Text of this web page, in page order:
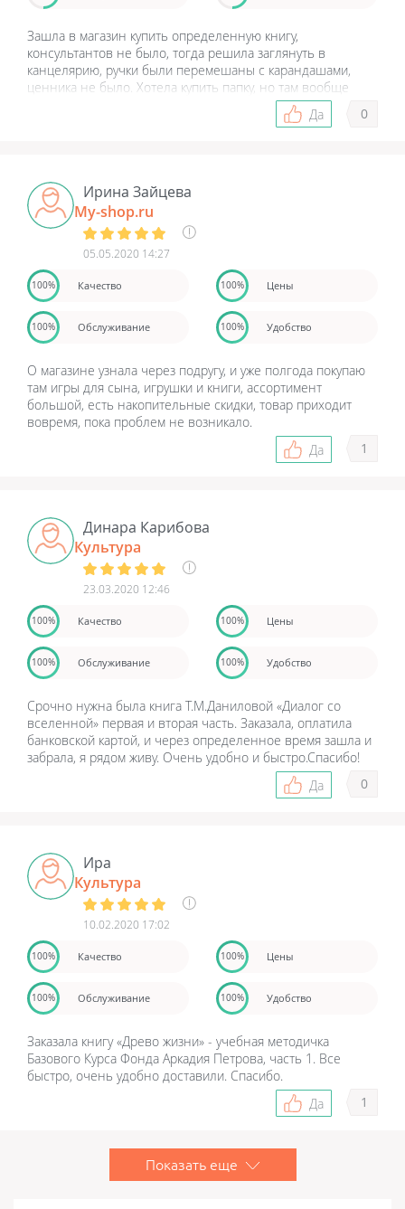
Зашла в магазин купить определенную книгу,
консультантов не было, тогда решила заглянуть в
канцелярию, ручки были перемешаны с карандашами,
ценника не было. Хотела купить папку, но там вообще
кошмар, все навалено и мятое. Короче я просто
развернулась и ушла, а книгу купила в другом магазине.
Да 0
Ирина Зайцева
My-shop.ru
05.05.2020 14:27
100% Качество 100% Цены
100% Обслуживание 100% Удобство
О магазине узнала через подругу, и уже полгода покупаю
там игры для сына, игрушки и книги, ассортимент
большой, есть накопительные скидки, товар приходит
вовремя, пока проблем не возникало.
Да
1
Динара Карибова
Культура
23.03.2020 12:46
100% Качество 100% Цены
100% Обслуживание 100% Удобство
Срочно нужна была книга Т.М.Даниловой «Диалог со
вселенной» первая и вторая часть. Заказала, оплатила
банковской картой, и через определенное время зашла и
забрала, я рядом живу. Очень удобно и быстро.Спасибо!
Да
0
Ира
Культура
10.02.2020 17:02
100% Качество 100% Цены
100% Обслуживание 100% Удобство
Заказала книгу «Древо жизни» - учебная методичка
Базового Курса Фонда Аркадия Петрова, часть 1. Все
быстро, очень удобно доставили. Спасибо.
Да
1
Показать еще